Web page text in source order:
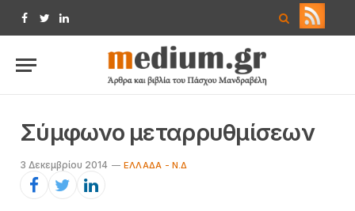
Facebook
TwitterLinkedIn
Σύμφωνο μεταρρυθμίσεων
3 Δεκεμβρίου 2014 ΕΛΛΆΔΑ - Ν.Δ